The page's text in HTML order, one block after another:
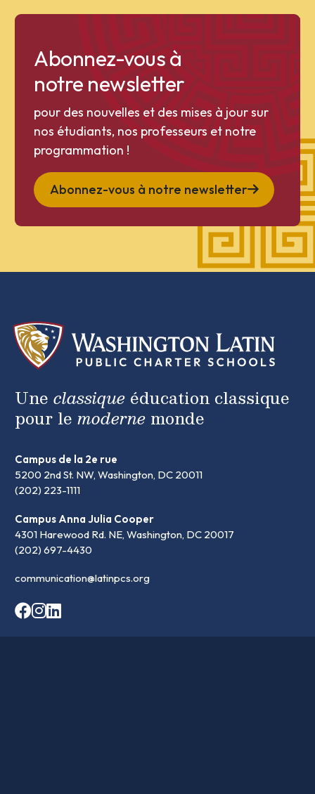
Abonnez-vous à
notre newsletter
pour des nouvelles et des mises à jour sur
nos étudiants, nos professeurs et notre
programmation !
Abonnez-vous à notre newsletter
Une classique éducation classique
pour le moderne monde
Campus de la 2e rue
5200 2nd St. NW, Washington, DC 20011
(202) 223-1111
Campus Anna Julia Cooper
4301 Harewood Rd. NE, Washington, DC 20017
(202) 697-4430
communication@latinpcs.org